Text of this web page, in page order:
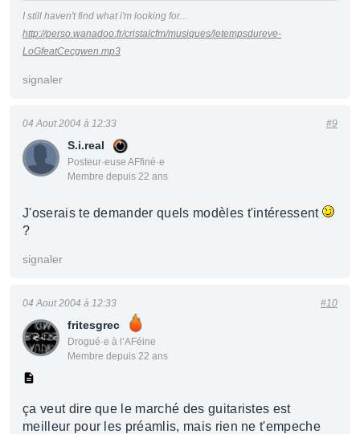
I still haven't find what i'm looking for...
http://perso.wanadoo.fr/cristalcfm/musiques/letempsdureve-
LoGfeatCecgwen.mp3
signaler
S.i.real
Posteur·euse AFfiné·e
Membre depuis 22 ans
04 Aout 2004 à 12:33 #9
J'oserais te demander quels modèles t'intéressent
?
signaler
fritesgrec
Drogué·e à l’AFéine
Membre depuis 22 ans
04 Aout 2004 à 12:33 #10
ça veut dire que le marché des guitaristes est
meilleur pour les préamlis, mais rien ne t'empeche